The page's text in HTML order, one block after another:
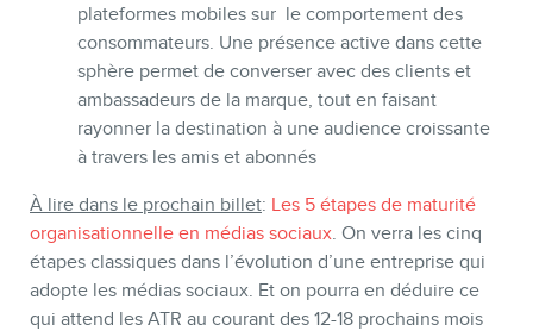
plateformes mobiles sur le comportement des
consommateurs. Une présence active dans cette
sphère permet de converser avec des clients et
ambassadeurs de la marque, tout en faisant
rayonner la destination à une audience croissante
à travers les amis et abonnés
À lire dans le prochain billet: Les 5 étapes de maturité
organisationnelle en médias sociaux. On verra les cinq
étapes classiques dans l’évolution d’une entreprise qui
adopte les médias sociaux. Et on pourra en déduire ce
qui attend les ATR au courant des 12-18 prochains mois